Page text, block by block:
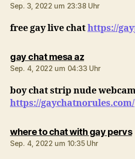
Sep. 3, 2022 um 23:38 Uhr
free gay live chathttps://
gay chat mesa azsagt:
Sep. 4, 2022 um 04:33 Uhr
boy chat strip nude
https://gaychatnorules.com/
where to chat with gay pervs
Sep. 4, 2022 um 10:35 Uhr